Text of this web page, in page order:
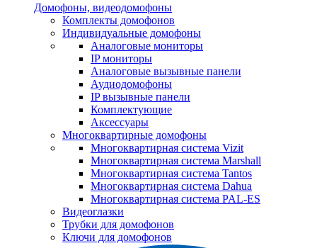
Домофоны, видеодомофоны
Комплекты домофонов
Индивидуальные домофоны
Аналоговые мониторы
IP мониторы
Аналоговые вызывные панели
Аудиодомофоны
IP вызывные панели
Комплектующие
Аксессуары
Многоквартирные домофоны
Многоквартирная система Vizit
Многоквартирная система Marshall
Многоквартирная система Tantos
Многоквартирная система Dahua
Многоквартирная система PAL-ES
Видеоглазки
Трубки для домофонов
Ключи для домофонов